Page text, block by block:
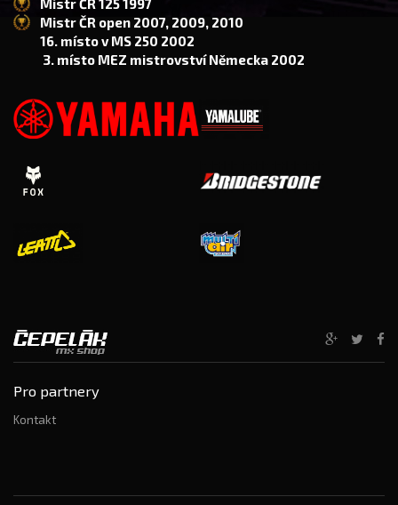
Mistr ČR 125 1997
Mistr ČR open 2007, 2009, 2010
16. místo v MS 250 2002
3. místo MEZ mistrovství Německa 2002
Pro partnery
Kontakt